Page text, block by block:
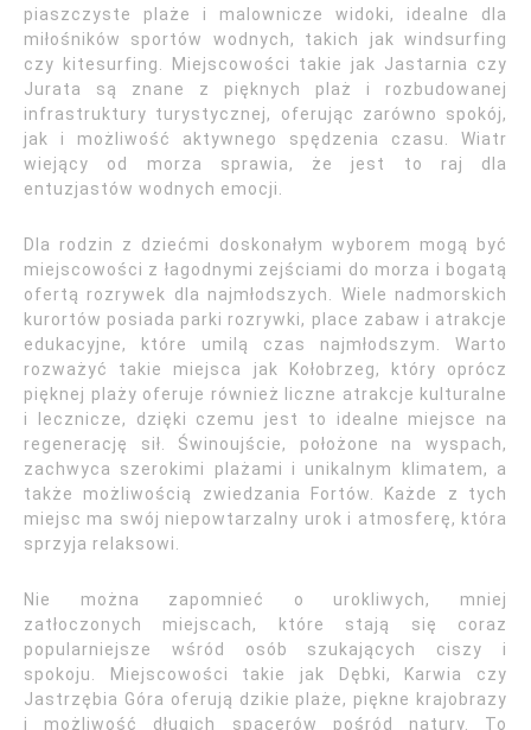
piaszczyste plaże i malownicze widoki, idealne dla
miłośników sportów wodnych, takich jak windsurfing
czy kitesurfing. Miejscowości takie jak Jastarnia czy
Jurata są znane z pięknych plaż i rozbudowanej
infrastruktury turystycznej, oferując zarówno spokój,
jak i możliwość aktywnego spędzenia czasu. Wiatr
wiejący od morza sprawia, że jest to raj dla
entuzjastów wodnych emocji.
Dla rodzin z dziećmi doskonałym wyborem mogą być
miejscowości z łagodnymi zejściami do morza i bogatą
ofertą rozrywek dla najmłodszych. Wiele nadmorskich
kurortów posiada parki rozrywki, place zabaw i atrakcje
edukacyjne, które umilą czas najmłodszym. Warto
rozważyć takie miejsca jak Kołobrzeg, który oprócz
pięknej plaży oferuje również liczne atrakcje kulturalne
i lecznicze, dzięki czemu jest to idealne miejsce na
regenerację sił. Świnoujście, położone na wyspach,
zachwyca szerokimi plażami i unikalnym klimatem, a
także możliwością zwiedzania Fortów. Każde z tych
miejsc ma swój niepowtarzalny urok i atmosferę, która
sprzyja relaksowi.
Nie można zapomnieć o urokliwych, mniej
zatłoczonych miejscach, które stają się coraz
popularniejsze wśród osób szukających ciszy i
spokoju. Miejscowości takie jak Dębki, Karwia czy
Jastrzębia Góra oferują dzikie plaże, piękne krajobrazy
i możliwość długich spacerów pośród natury. To